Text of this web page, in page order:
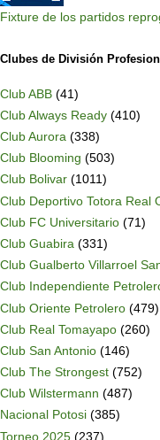
Fixture de los partidos
Clubes de División
Club ABB (41)
Club Always Ready (410)
Club Aurora (338)
Club Blooming (503)
Club Bolivar (1011)
Club Deportivo Totora Real
Club FC Universitario (71)
Club Guabira (331)
Club Gualberto Villarroel
Club Independiente
Club Oriente Petrolero (479)
Club Real Tomayapo (260)
Club San Antonio (146)
Club The Strongest (752)
Club Wilstermann (487)
Nacional Potosi (385)
Torneo 2025 (237)